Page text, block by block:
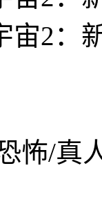
2：
/真